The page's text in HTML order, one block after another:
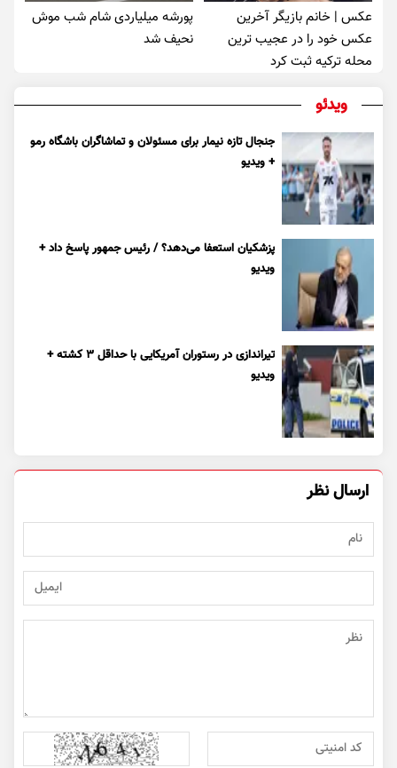
عکس | خانم بازیگر آخرین
عکس خود را در عجیب ترین
محله ترکیه ثبت کرد
پورشه میلیاردی شام شب موش‌
نحیف شد
ویدئو
جنجال تازه نیمار برای مسئولان و تماشاگران باشگاه رمو
+ ویدیو
پزشکیان استعفا می‌دهد؟ / رئیس جمهور پاسخ داد +
ویدیو
تیراندازی در رستوران آمریکایی با حداقل ۳ کشته +
ویدیو
ارسال نظر